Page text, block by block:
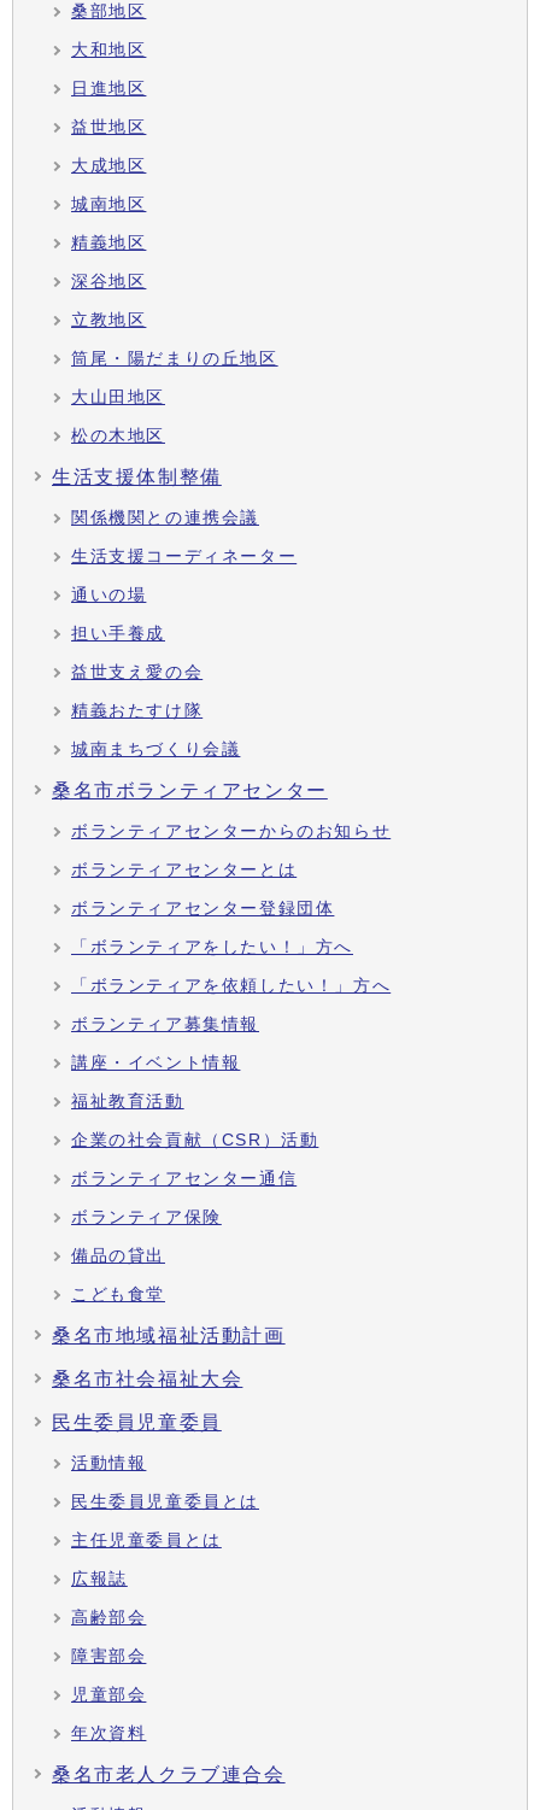
桑部地区
大和地区
日進地区
益世地区
大成地区
城南地区
精義地区
深谷地区
立教地区
筒尾・陽だまりの丘地区
大山田地区
松の木地区
生活支援体制整備
関係機関との連携会議
生活支援コーディネーター
通いの場
担い手養成
益世支え愛の会
精義おたすけ隊
城南まちづくり会議
桑名市ボランティアセンター
ボランティアセンターからのお知らせ
ボランティアセンターとは
ボランティアセンター登録団体
「ボランティアをしたい！」方へ
「ボランティアを依頼したい！」方へ
ボランティア募集情報
講座・イベント情報
福祉教育活動
企業の社会貢献（CSR）活動
ボランティアセンター通信
ボランティア保険
備品の貸出
こども食堂
桑名市地域福祉活動計画
桑名市社会福祉大会
民生委員児童委員
活動情報
民生委員児童委員とは
主任児童委員とは
広報誌
高齢部会
障害部会
児童部会
年次資料
桑名市老人クラブ連合会